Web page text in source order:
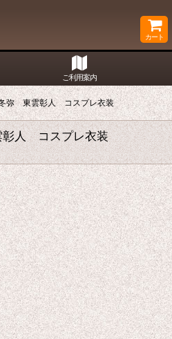
カート
ご利用案内
弥 東雲彰人 コスプレ衣装
人 コスプレ衣装